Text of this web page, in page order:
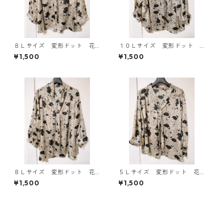
８Ｌサイズ 変形ドット 花
柄 ボウタイブラウス オフ
ホワイト KAE-4766
¥1,500
１０Ｌサイズ 変形ドット
花柄 ボウタイブラウス オ
フホワイト KAE-4778
¥1,500
８Ｌサイズ 変形ドット 花
柄 ボウタイブラウス オフ
ホワイト KAE-4768
¥1,500
５Ｌサイズ 変形ドット 花
柄 ボウタイブラウス オフ
ホワイト KAE-4763
¥1,500